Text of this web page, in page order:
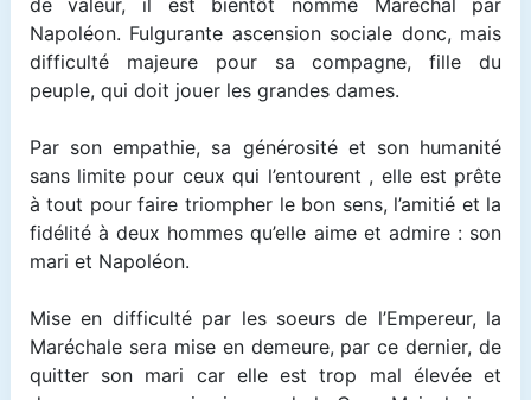
Napoléon. Fulgurante ascension sociale donc, mais
difficulté majeure pour sa compagne, fille du
peuple, qui doit jouer les grandes dames.
Par son empathie, sa générosité et son humanité
sans limite pour ceux qui l’entourent , elle est prête
à tout pour faire triompher le bon sens, l’amitié et la
fidélité à deux hommes qu’elle aime et admire : son
mari et Napoléon.
Mise en difficulté par les soeurs de l’Empereur, la
Maréchale sera mise en demeure, par ce dernier, de
quitter son mari car elle est trop mal élevée et